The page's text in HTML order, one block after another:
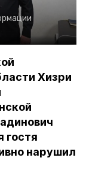
Хизри
гостя
нарушил